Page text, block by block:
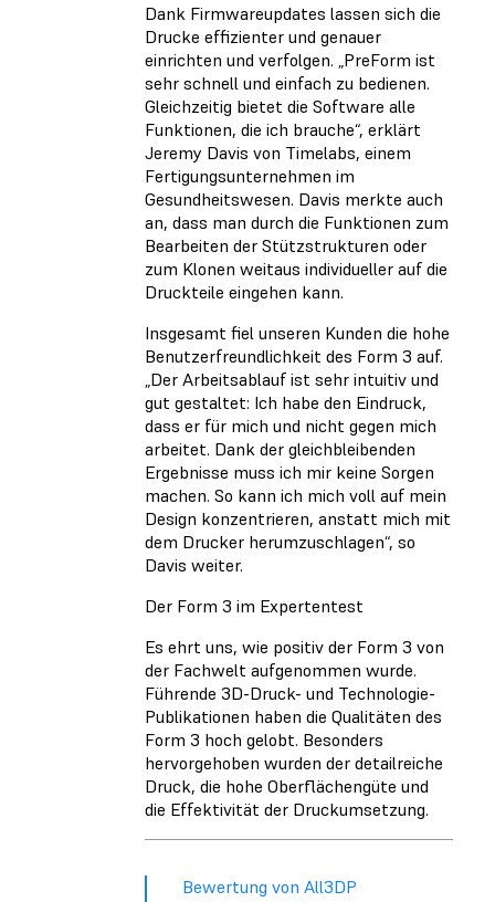
Dank Firmwareupdates lassen sich die
Drucke effizienter und genauer
einrichten und verfolgen. „PreForm ist
sehr schnell und einfach zu bedienen.
Gleichzeitig bietet die Software alle
Funktionen, die ich brauche“, erklärt
Jeremy Davis von Timelabs, einem
Fertigungsunternehmen im
Gesundheitswesen. Davis merkte auch
an, dass man durch die Funktionen zum
Bearbeiten der Stützstrukturen oder
zum Klonen weitaus individueller auf die
Druckteile eingehen kann.
Insgesamt fiel unseren Kunden die hohe
Benutzerfreundlichkeit des Form 3 auf.
„Der Arbeitsablauf ist sehr intuitiv und
gut gestaltet: Ich habe den Eindruck,
dass er für mich und nicht gegen mich
arbeitet. Dank der gleichbleibenden
Ergebnisse muss ich mir keine Sorgen
machen. So kann ich mich voll auf mein
Design konzentrieren, anstatt mich mit
dem Drucker herumzuschlagen“, so
Davis weiter.
Der Form 3 im Expertentest
Es ehrt uns, wie positiv der Form 3 von
der Fachwelt aufgenommen wurde.
Führende 3D-Druck- und Technologie-
Publikationen haben die Qualitäten des
Form 3 hoch gelobt. Besonders
hervorgehoben wurden der detailreiche
Druck, die hohe Oberflächengüte und
die Effektivität der Druckumsetzung.
Bewertung von All3DP